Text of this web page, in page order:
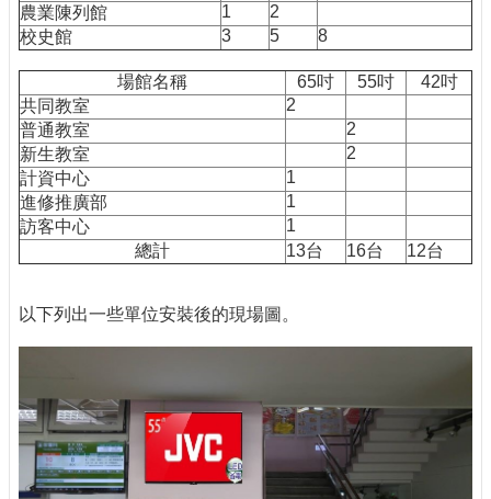
農業陳列館 1
2
校史館
3 5 8
場館名稱 65吋 55吋
42吋
共同教室
2
普通教室
2
新生教室
2
計資中心
1
進修推廣部
1
訪客中心
1
總計
13台 16台 12台
以下列出一些單位安裝後的現場圖。